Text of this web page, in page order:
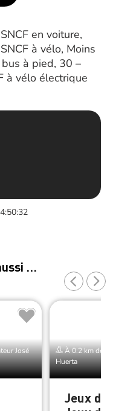
en voiture,
à vélo, Moins
à pied, 30 –
à vélo électrique
…
José
À 0.2 km de
Huerta
Jeux de